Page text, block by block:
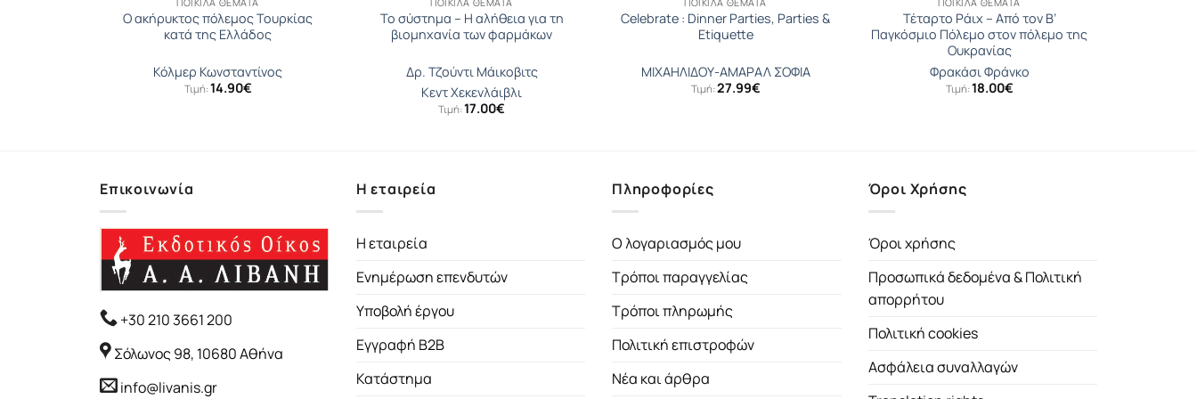
Ο ακήρυκτος πόλεμος Τουρκίας
κατά της Ελλάδος
Κόλμερ Κωνσταντίνος
Τιμή:14.90€
Το σύστημα – Η αλήθεια για τη
βιομηχανία των φαρμάκων
Δρ. Τζούντι Μάικοβιτς
Κεντ Χεκενλάιβλι
Τιμή:17.00€
Celebrate : Dinner Parties, Parties &
Etiquette
ΜΙΧΑΗΛΙΔΟΥ-ΑΜΑΡΑΛ ΣΟΦΙΑ
Τιμή:27.99€
Τέταρτο Ράιχ – Από τον Β’
Παγκόσμιο Πόλεμο στον πόλεμο της
Ουκρανίας
Φρακάσι Φράνκο
Τιμή:18.00€
Επικοινωνία
+30 210 3661 200
Σόλωνος 98, 10680 Αθήνα
info@livanis.gr
Η εταιρεία
Η εταιρεία
Ενημέρωση επενδυτών
Υποβολή έργου
Εγγραφή B2B
Κατάστημα
Πληροφορίες
Ο λογαριασμός μου
Τρόποι παραγγελίας
Τρόποι πληρωμής
Πολιτική επιστροφών
Νέα και άρθρα
Όροι Χρήσης
Όροι χρήσης
Προσωπικά δεδομένα & Πολιτική
απορρήτου
Πολιτική cookies
Ασφάλεια συναλλαγών